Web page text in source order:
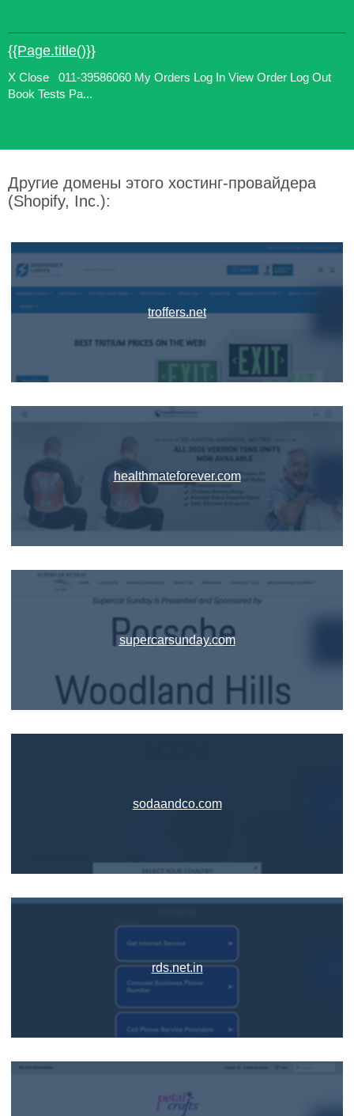
{{Page.title()}}
X Close 011-39586060 My Orders Log In View Order Log Out
Book Tests Pa...
Другие домены этого хостинг-провайдера
(Shopify, Inc.):
troffers.net
healthmateforever.com
supercarsunday.com
sodaandco.com
rds.net.in